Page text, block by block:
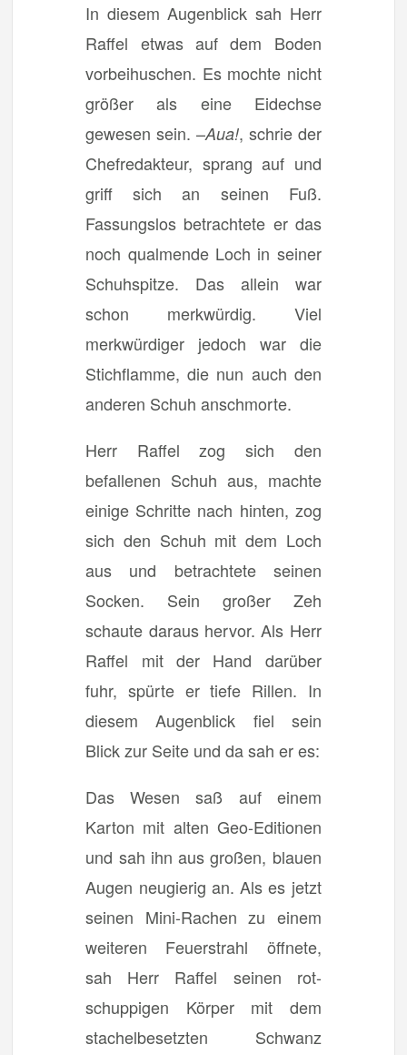
In diesem Augenblick sah Herr
Raffel etwas auf dem Boden
vorbeihuschen. Es mochte nicht
größer als eine Eidechse
gewesen sein. –Aua!, schrie der
Chefredakteur, sprang auf und
griff sich an seinen Fuß.
Fassungslos betrachtete er das
noch qualmende Loch in seiner
Schuhspitze. Das allein war
schon merkwürdig. Viel
merkwürdiger jedoch war die
Stichflamme, die nun auch den
anderen Schuh anschmorte.
Herr Raffel zog sich den
befallenen Schuh aus, machte
einige Schritte nach hinten, zog
sich den Schuh mit dem Loch
aus und betrachtete seinen
Socken. Sein großer Zeh
schaute daraus hervor. Als Herr
Raffel mit der Hand darüber
fuhr, spürte er tiefe Rillen. In
diesem Augenblick fiel sein
Blick zur Seite und da sah er es:
Das Wesen saß auf einem
Karton mit alten Geo-Editionen
und sah ihn aus großen, blauen
Augen neugierig an. Als es jetzt
seinen Mini-Rachen zu einem
weiteren Feuerstrahl öffnete,
sah Herr Raffel seinen rot-
schuppigen Körper mit dem
stachelbesetzten Schwanz